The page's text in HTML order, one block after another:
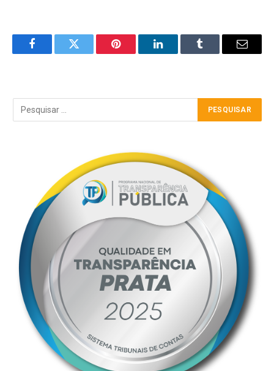
FacebookTwitter Pinterest LinkedInTumblr Email